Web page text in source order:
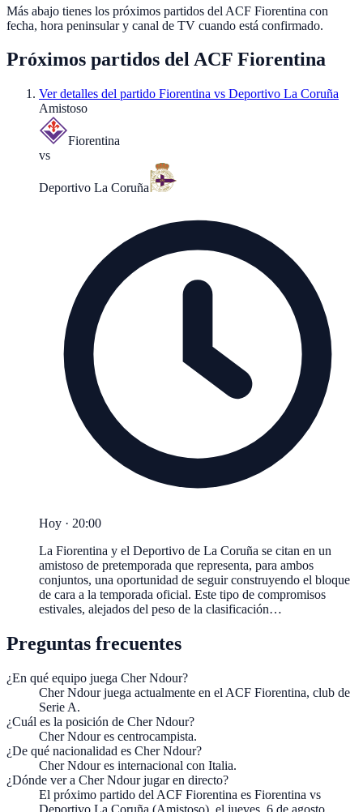
Más abajo tienes los próximos partidos del ACF Fiorentina con
fecha, hora peninsular y canal de TV cuando está confirmado.
Próximos partidos delACF Fiorentina
Ver detalles del partido Fiorentina vs Deportivo La Coruña
Amistoso
Fiorentina
vs
Deportivo La Coruña
Hoy · 20:00
La Fiorentina y el Deportivo de La Coruña se citan en un
amistoso de pretemporada que representa, para ambos
conjuntos, una oportunidad de seguir construyendo el bloque
de cara a la temporada oficial. Este tipo de compromisos
estivales, alejados del peso de la clasificación…
Preguntas frecuentes
¿En qué equipo juega Cher Ndour?
Cher Ndour juega actualmente en el ACF Fiorentina, club de
Serie A.
¿Cuál es la posición de Cher Ndour?
Cher Ndour es centrocampista.
¿De qué nacionalidad es Cher Ndour?
Cher Ndour es internacional con Italia.
¿Dónde ver a Cher Ndour jugar en directo?
El próximo partido del ACF Fiorentina es Fiorentina vs